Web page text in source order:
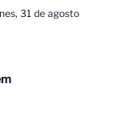
31 de agosto